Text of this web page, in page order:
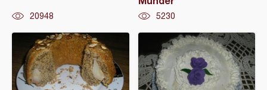
20948 5230